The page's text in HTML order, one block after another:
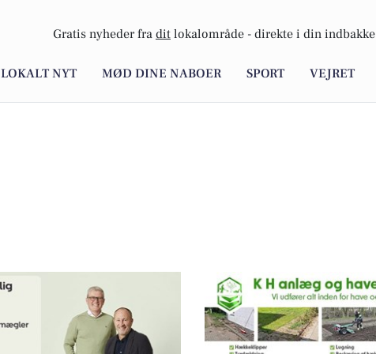
Gratis nyheder fra dit lokalområde - direkte i din indbakke
LOKALT NYT MØD DINE NABOER SPORT VEJRET